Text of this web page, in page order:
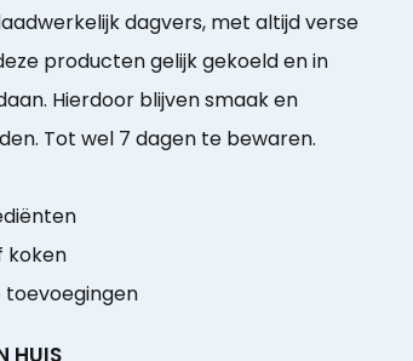
dagvers, met altijd verse
producten gelijk gekoeld en in
Hierdoor blijven smaak en
Tot wel 7 dagen te bewaren.
koken
toevoegingen
HUIS